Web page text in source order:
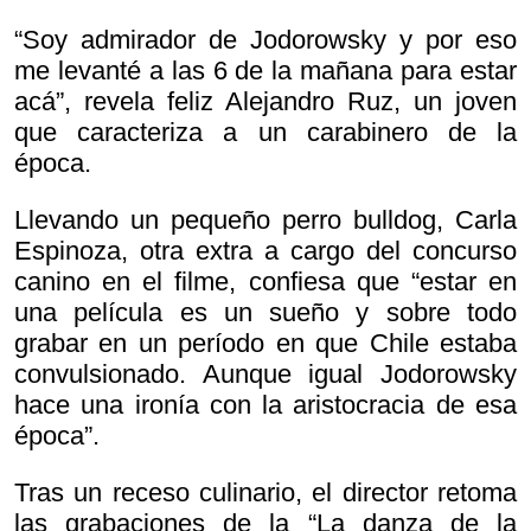
“Soy admirador de Jodorowsky y por eso
me levanté a las 6 de la mañana para estar
acá”, revela feliz Alejandro Ruz, un joven
que caracteriza a un carabinero de la
época.
Llevando un pequeño perro bulldog, Carla
Espinoza, otra extra a cargo del concurso
canino en el filme, confiesa que “estar en
una película es un sueño y sobre todo
grabar en un período en que Chile estaba
convulsionado. Aunque igual Jodorowsky
hace una ironía con la aristocracia de esa
época”.
Tras un receso culinario, el director retoma
las grabaciones de la “La danza de la